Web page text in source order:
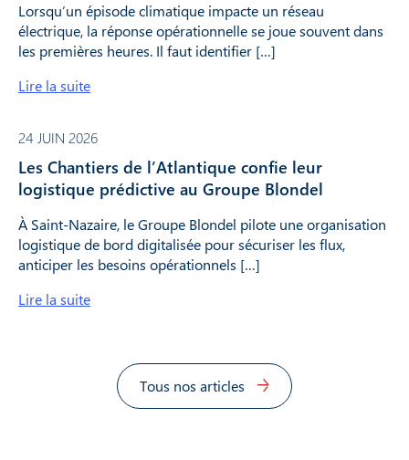
Lorsqu’un épisode climatique impacte un réseau
électrique, la réponse opérationnelle se joue souvent dans
les premières heures. Il faut identifier […]
Lire la suite
24 JUIN 2026
Les Chantiers de l’Atlantique confie leur
logistique prédictive au Groupe Blondel
À Saint-Nazaire, le Groupe Blondel pilote une organisation
logistique de bord digitalisée pour sécuriser les flux,
anticiper les besoins opérationnels […]
Lire la suite
Tous nos articles